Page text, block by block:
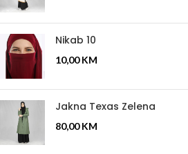
Nikab 10
10,00KM
Jakna Texas Zelena
80,00KM